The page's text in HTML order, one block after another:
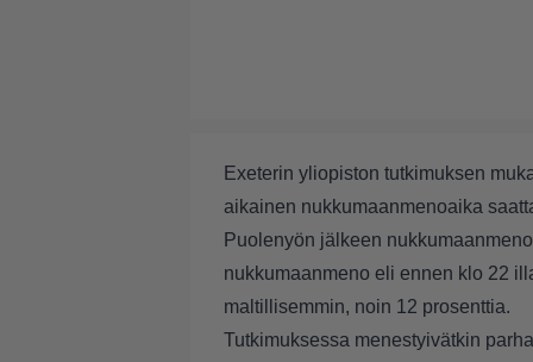
Exeterin yliopiston tutkimuksen
aikainen nukkumaanmenoaika
Puolenyön jälkeen
nukkumaanmeno eli ennen klo 22
maltillisemmin, noin 12 prosenttia.
Tutkimuksessa menestyivätkin